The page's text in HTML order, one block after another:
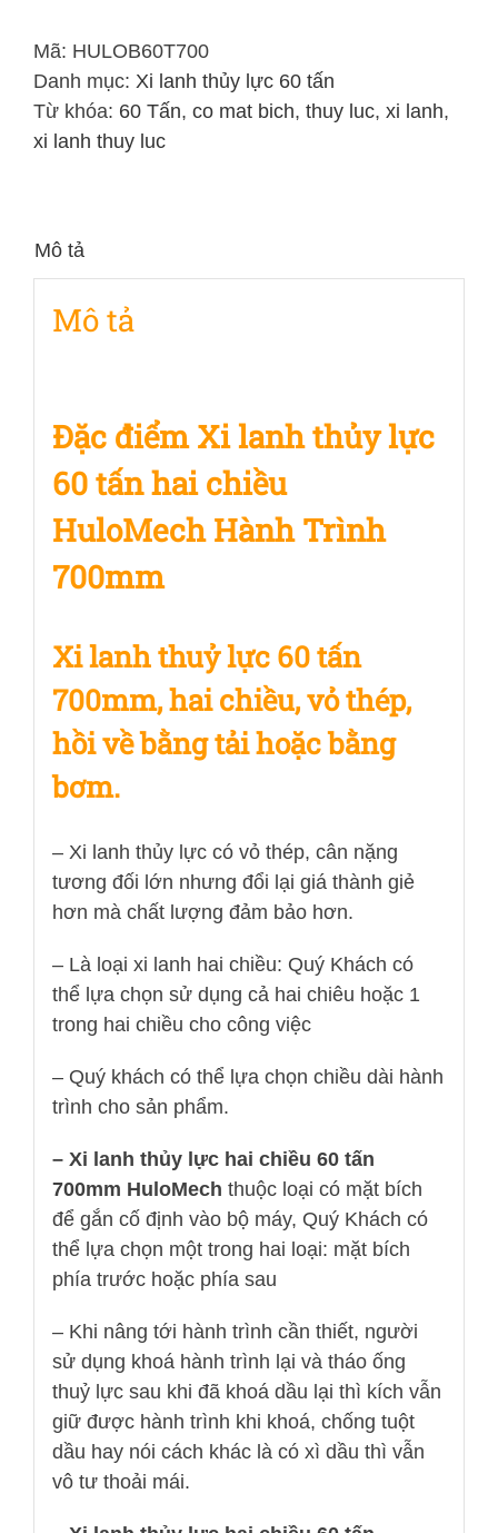
Lực
60
Tấn
Hai
số
lượng
Mã: HULOB60T700
Danh mục: Xi lanh thủy lực 60 tấn
Từ khóa: 60 Tấn, co mat bich, thuy luc, xi lanh,
xi lanh thuy luc
Mô tả
Mô tả
Đặc điểm Xi lanh thủy lực
60 tấn hai chiều
HuloMech Hành Trình
700mm
Xi lanh thuỷ lực 60 tấn
700mm, hai chiều, vỏ thép,
hồi về bằng tải hoặc bằng
bơm.
– Xi lanh thủy lực có vỏ thép, cân nặng
tương đối lớn nhưng đổi lại giá thành giẻ
hơn mà chất lượng đảm bảo hơn.
– Là loại xi lanh hai chiều: Quý Khách có
thể lựa chọn sử dụng cả hai chiêu hoặc 1
trong hai chiều cho công việc
– Quý khách có thể lựa chọn chiều dài hành
trình cho sản phẩm.
– Xi lanh thủy lực hai chiều 60 tấn
700mm HuloMech thuộc loại có mặt bích
để gắn cố định vào bộ máy, Quý Khách có
thể lựa chọn một trong hai loại: mặt bích
phía trước hoặc phía sau
– Khi nâng tới hành trình cần thiết, người
sử dụng khoá hành trình lại và tháo ống
thuỷ lực sau khi đã khoá dầu lại thì kích vẫn
giữ được hành trình khi khoá, chống tuột
dầu hay nói cách khác là có xì dầu thì vẫn
vô tư thoải mái.